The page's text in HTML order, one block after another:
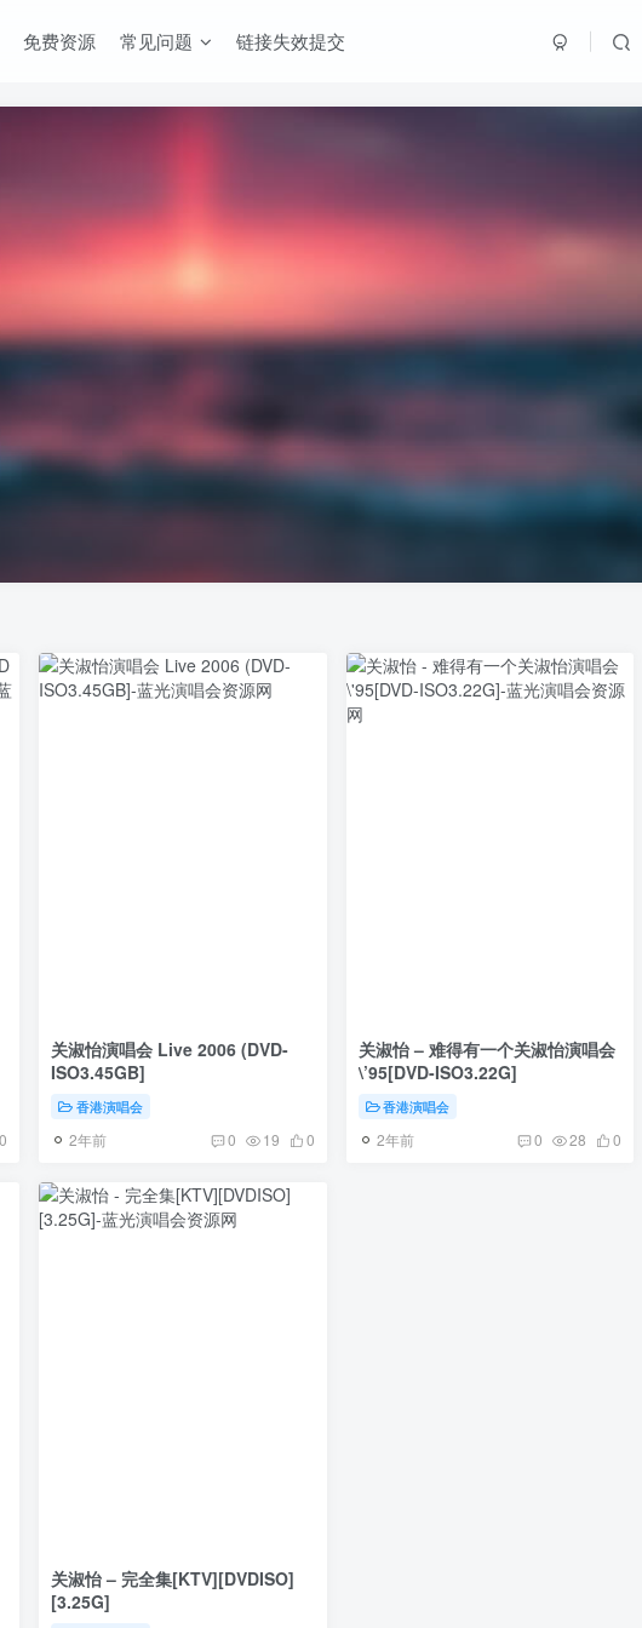
免费资源 常见问题 链接失效提交
0
关淑怡演唱会 Live 2006 (DVD-
ISO3.45GB]
香港演唱会
2年前 0 19 0
关淑怡 – 难得有一个关淑怡演唱会
\’95[DVD-ISO3.22G]
香港演唱会
2年前 0 28 0
关淑怡 – 完全集[KTV][DVDISO]
[3.25G]